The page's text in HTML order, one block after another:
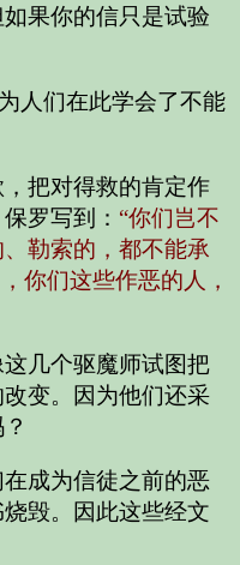
果你的信只是试验
人们在此学会了不能
把对得救的肯定作
罗写到： “你们岂不
勒索的，都不能承
你们这些作恶的人，
几个驱魔师试图把
变。因为他们还采
成为信徒之前的恶
毁。因此这些经文